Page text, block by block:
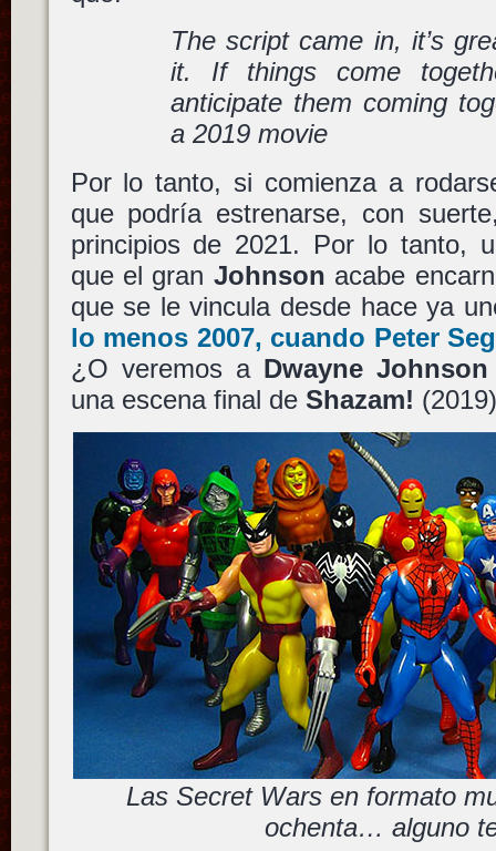
The script came in, it’s
it. If things come
anticipate them coming
a 2019 movie
Por lo tanto, si comienza a
que podría estrenarse, con
principios de 2021. Por lo tanto,
que el gran Johnson acabe
que se le vincula desde hace ya
lo menos 2007, cuando Peter
¿O veremos a Dwayne Johnson
una escena final de Shazam!
Las Secret Wars en formato
ochenta… alguno